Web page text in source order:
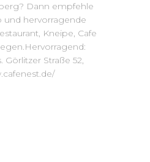
Dann empfehle
und hervorragende
Kneipe, Cafe
Straße 52,